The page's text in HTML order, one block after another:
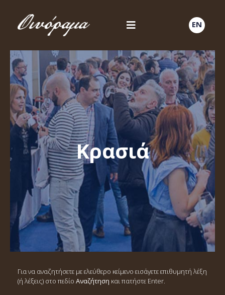
EN
Κρασιά
Για να αναζητήσετε με ελεύθερο κείμενο εισάγετε επιθυμητή λέξη
(ή λέξεις) στο πεδίο Αναζήτηση και πατήστε Enter.